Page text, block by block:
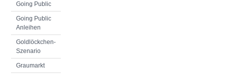
Going Public
Going Public
Anleihen
Goldlöckchen-
Szenario
Graumarkt